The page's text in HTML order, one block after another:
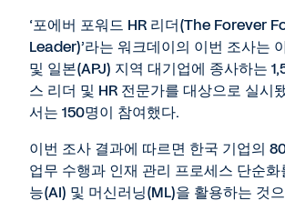
‘포에버 포워드 HR 리더(The Forever
Leader)’라는 워크데이의 이번 조사는
및 일본(APJ) 지역 대기업에 종사하는
스 리더 및 HR 전문가를 대상으로 실시
서는 150명이 참여했다.
이번 조사 결과에 따르면 한국 기업의
업무 수행과 인재 관리 프로세스 단순화
능(AI) 및 머신러닝(ML)을 활용하는 것